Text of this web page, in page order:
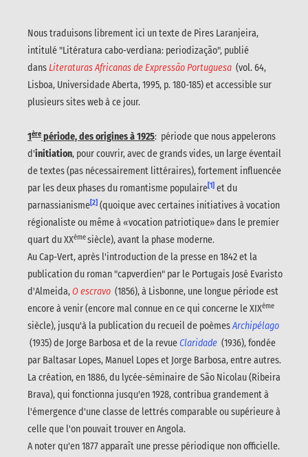
Nous traduisons librement ici un texte de Pires Laranjeira,
intitulé "Litératura cabo-verdiana: periodização", publié
dansLiteraturas Africanas de Expressão Portuguesa (vol. 64,
Lisboa, Universidade Aberta, 1995, p. 180-185) et accessible sur
plusieurs sites web à ce jour.
1ère période, des origines à 1925: période que nous appelerons
d'initiation, pour couvrir, avec de grands vides, un large éventail
de textes (pas nécessairement littéraires), fortement influencée
par les deux phases du romantisme populaire[1] et du
parnassianisme[2] (quoique avec certaines initiatives à vocation
régionaliste ou même à «vocation patriotique» dans le premier
quart du XXèmesiècle), avant la phase moderne.
Au Cap-Vert, après l'introduction de la presse en 1842 et la
publication du roman "capverdien" par le Portugais José Evaristo
d'Almeida,O escravo (1856), à Lisbonne, une longue période est
encore à venir (encore mal connue en ce qui concerne le XIXème
siècle), jusqu'à la publication du recueil de poèmesArchipélago
(1935) de Jorge Barbosa et de la revueClaridade (1936), fondée
par Baltasar Lopes, Manuel Lopes et Jorge Barbosa, entre autres.
La création, en 1886, du lycée-séminaire de São Nicolau (Ribeira
Brava), qui fonctionna jusqu'en 1928, contribua grandement à
l'émergence d'une classe de lettrés comparable ou supérieure à
celle que l'on pouvait trouver en Angola.
A noter qu'en 1877 apparaît une presse périodique non officielle.